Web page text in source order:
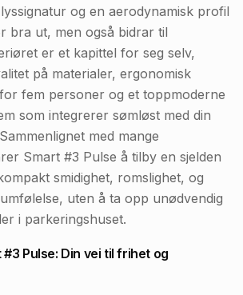
og en aerodynamisk profil
bra ut, men også bidrar til
er et kapittel for seg selv,
på materialer, ergonomisk
fem personer og et toppmoderne
som integrerer sømløst med din
med mange
Smart #3 Pulse å tilby en sjelden
smidighet, romslighet, og
uten å ta opp unødvendig
i parkeringshuset.
Pulse: Din vei til frihet og